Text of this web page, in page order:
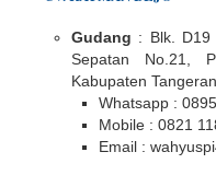
Gudang : Blk. D19
Sepatan No.21,
Kabupaten
Whatsapp :
Mobile : 0821
Email :